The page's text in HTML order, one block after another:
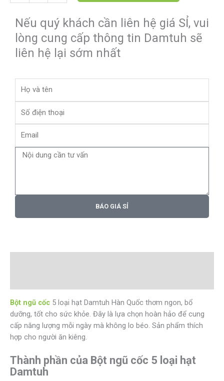
Nếu quý khách cần liên hệ giá SỈ, vui
lòng cung cấp thông tin Damtuh sẽ
liên hệ lại sớm nhất
BÁO GIÁ SỈ
Bột ngũ cốc 5 loại hạt Damtuh Hàn Quốc thơm ngon, bổ
dưỡng, tốt cho sức khỏe. Đây là lựa chọn hoàn hảo để cung
cấp năng lượng mỗi ngày mà không lo béo. Sản phẩm thích
hợp cho người ăn kiêng.
Thành phần của Bột ngũ cốc 5 loại hạt
Damtuh